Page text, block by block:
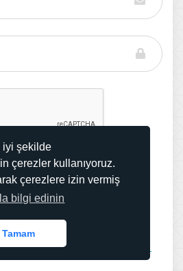
iyi şekilde
çerezler kullanıyoruz.
çerezlere izin vermiş
bilgi edinin
Tamam